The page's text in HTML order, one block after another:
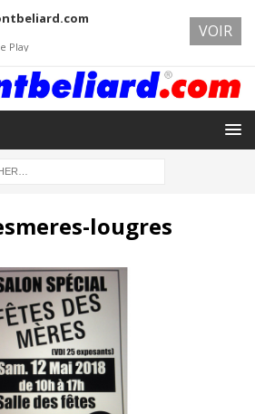
lougres
Play
VOIR